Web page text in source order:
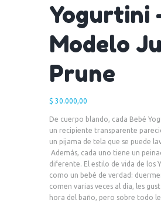
Yogurtini
Modelo
Prune
$ 30.000,00
De cuerpo blando, cada Bebé
un recipiente transparente
un pijama de tela que se puede
Además, cada uno tiene un
diferente. El estilo de vida de los
como un bebé de verdad:
comen varias veces al día, les
hora del baño, pero sobre todo